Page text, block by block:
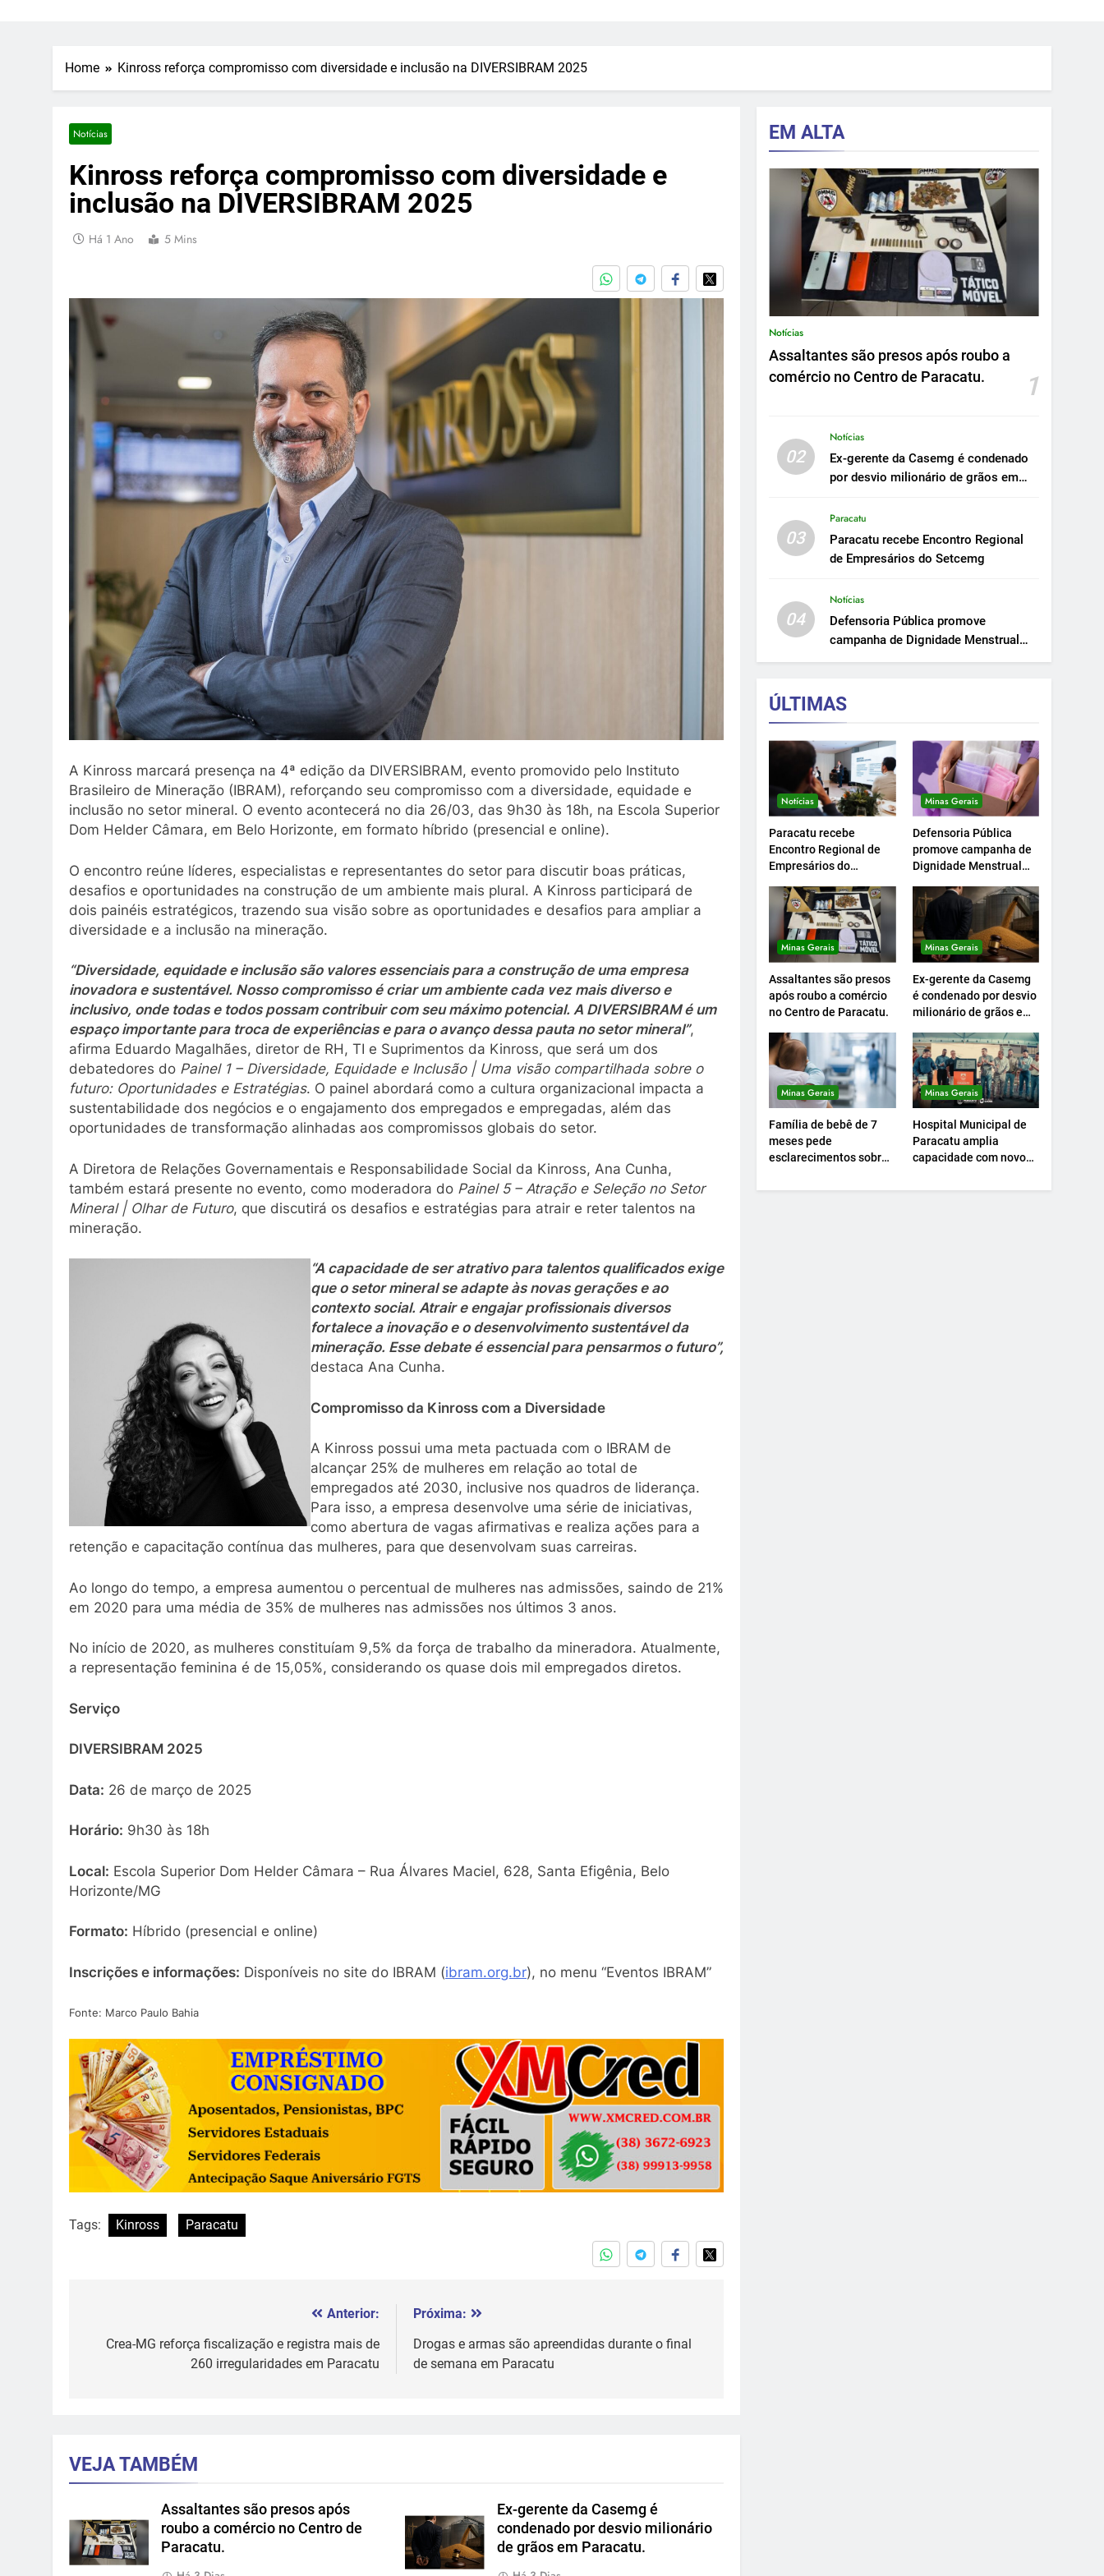
Home Kinross reforça compromisso com diversidade e inclusão na DIVERSIBRAM 2025
Notícias
Kinross reforça compromisso com diversidade e
inclusão na DIVERSIBRAM 2025
Há 1 Ano 5 Mins
A Kinross marcará presença na 4ª edição da DIVERSIBRAM, evento promovido pelo Instituto
Brasileiro de Mineração (IBRAM), reforçando seu compromisso com a diversidade, equidade e
inclusão no setor mineral. O evento acontecerá no dia 26/03, das 9h30 às 18h, na Escola Superior
Dom Helder Câmara, em Belo Horizonte, em formato híbrido (presencial e online).
O encontro reúne líderes, especialistas e representantes do setor para discutir boas práticas,
desafios e oportunidades na construção de um ambiente mais plural. A Kinross participará de
dois painéis estratégicos, trazendo sua visão sobre as oportunidades e desafios para ampliar a
diversidade e a inclusão na mineração.
“Diversidade, equidade e inclusão são valores essenciais para a construção de uma empresa
inovadora e sustentável. Nosso compromisso é criar um ambiente cada vez mais diverso e
inclusivo, onde todas e todos possam contribuir com seu máximo potencial. A DIVERSIBRAM é um
espaço importante para troca de experiências e para o avanço dessa pauta no setor mineral”,
afirma Eduardo Magalhães, diretor de RH, TI e Suprimentos da Kinross, que será um dos
debatedores do Painel 1 – Diversidade, Equidade e Inclusão | Uma visão compartilhada sobre o
futuro: Oportunidades e Estratégias. O painel abordará como a cultura organizacional impacta a
sustentabilidade dos negócios e o engajamento dos empregados e empregadas, além das
oportunidades de transformação alinhadas aos compromissos globais do setor.
A Diretora de Relações Governamentais e Responsabilidade Social da Kinross, Ana Cunha,
também estará presente no evento, como moderadora do Painel 5 – Atração e Seleção no Setor
Mineral | Olhar de Futuro, que discutirá os desafios e estratégias para atrair e reter talentos na
mineração.
“A capacidade de ser atrativo para talentos qualificados exige
que o setor mineral se adapte às novas gerações e ao
contexto social. Atrair e engajar profissionais diversos
fortalece a inovação e o desenvolvimento sustentável da
mineração. Esse debate é essencial para pensarmos o futuro”,
destaca Ana Cunha.
Compromisso da Kinross com a Diversidade
A Kinross possui uma meta pactuada com o IBRAM de
alcançar 25% de mulheres em relação ao total de
empregados até 2030, inclusive nos quadros de liderança.
Para isso, a empresa desenvolve uma série de iniciativas,
como abertura de vagas afirmativas e realiza ações para a
retenção e capacitação contínua das mulheres, para que desenvolvam suas carreiras.
Ao longo do tempo, a empresa aumentou o percentual de mulheres nas admissões, saindo de 21%
em 2020 para uma média de 35% de mulheres nas admissões nos últimos 3 anos.
No início de 2020, as mulheres constituíam 9,5% da força de trabalho da mineradora. Atualmente,
a representação feminina é de 15,05%, considerando os quase dois mil empregados diretos.
Serviço
DIVERSIBRAM 2025
Data: 26 de março de 2025
Horário: 9h30 às 18h
Local: Escola Superior Dom Helder Câmara – Rua Álvares Maciel, 628, Santa Efigênia, Belo
Horizonte/MG
Formato: Híbrido (presencial e online)
Inscrições e informações: Disponíveis no site do IBRAM (ibram.org.br), no menu “Eventos IBRAM”
Fonte: Marco Paulo Bahia
Tags: Kinross Paracatu
Anterior:
Crea-MG reforça fiscalização e registra mais de
260 irregularidades em Paracatu
Próxima:
Drogas e armas são apreendidas durante o final
de semana em Paracatu
VEJA TAMBÉM
Assaltantes são presos após
roubo a comércio no Centro de
Paracatu.
Ex-gerente da Casemg é
condenado por desvio milionário
de grãos em Paracatu.
EM ALTA
Notícias
Assaltantes são presos após roubo a
comércio no Centro de Paracatu.
1
02
Notícias
Ex-gerente da Casemg é condenado
por desvio milionário de grãos em
03
Paracatu
Paracatu recebe Encontro Regional
de Empresários do Setcemg
04
Notícias
Defensoria Pública promove
campanha de Dignidade Menstrual
em Minas.
ÚLTIMAS
Notícias
Paracatu recebe
Encontro Regional de
Empresários do
Minas Gerais
Defensoria Pública
promove campanha de
Dignidade Menstrual
Minas Gerais
Assaltantes são presos
após roubo a comércio
no Centro de Paracatu.
Minas Gerais
Ex-gerente da Casemg
é condenado por desvio
milionário de grãos em
Minas Gerais
Família de bebê de 7
meses pede
esclarecimentos sobre
transferência
Minas Gerais
Hospital Municipal de
Paracatu amplia
capacidade com novo